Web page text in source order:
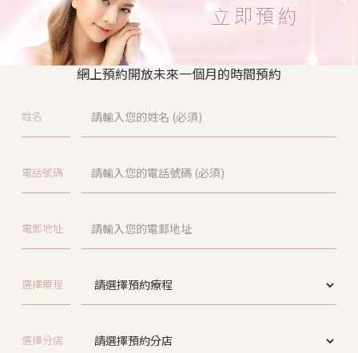
網上預約開放未來一個月的時間預約
姓名
電話號碼
電郵地址
選擇療程
選擇分店